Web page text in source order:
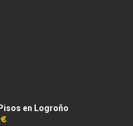
en Logroño